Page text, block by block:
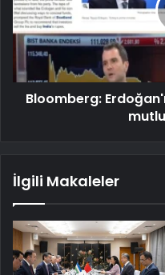
Bloomberg:
İlgili Makaleler